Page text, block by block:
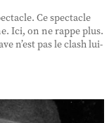
Ce spectacle
Ici, on ne rappe plus.
n’est pas le clash lui-